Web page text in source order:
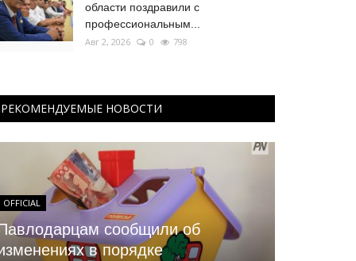
области поздравили с
профессиональным...
Авг 2, 2026 0 798
РЕКОМЕНДУЕМЫЕ НОВОСТИ
OFFICIAL
сообщили об
в порядке